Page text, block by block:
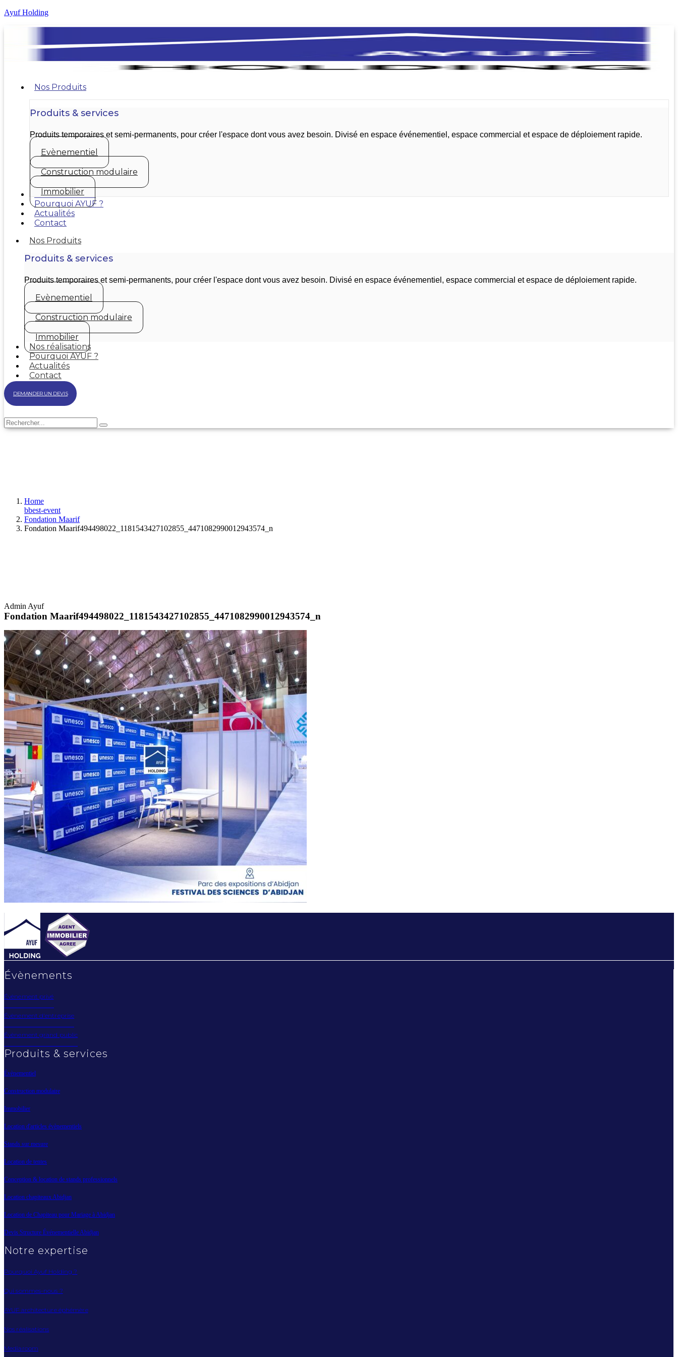
Ayuf Holding
Nos Produits
Produits & services
Produits temporaires et semi-permanents, pour créer l'espace dont vous avez besoin. Divisé en espace événementiel, espace commercial et espace de déploiement rapide.
Evènementiel
Construction modulaire
Immobilier
Nos réalisations
Pourquoi AYUF ?
Actualités
Contact
Nos Produits
Produits & services
Produits temporaires et semi-permanents, pour créer l'espace dont vous avez besoin. Divisé en espace événementiel, espace commercial et espace de déploiement rapide.
Evènementiel
Construction modulaire
Immobilier
Nos réalisations
Pourquoi AYUF ?
Actualités
Contact
DEMANDER UN DEVIS
Home
bbest-event
Fondation Maarif
Fondation Maarif494498022_1181543427102855_4471082990012943574_n
Admin Ayuf
Fondation Maarif494498022_1181543427102855_4471082990012943574_n
Évènements
Évènement privé
Évènement d'entreprise
Évènement grand public
Produits & services
Évènementiel
Construction modulaire
Immobilier
Location d'articles évènementiels
Stands sur mesure
Location de tentes
Conception & location de stands professionnels
Location chapiteaux Abidjan
Location de Chapiteau pour Mariage à Abidjan
Devis Structure Événementielle Abidjan
Notre expertise
Pourquoi Ayuf Holding ?
Qui sommes-nous ?
AYUF architecture éphémère
Nos réalisations
Mediaroom